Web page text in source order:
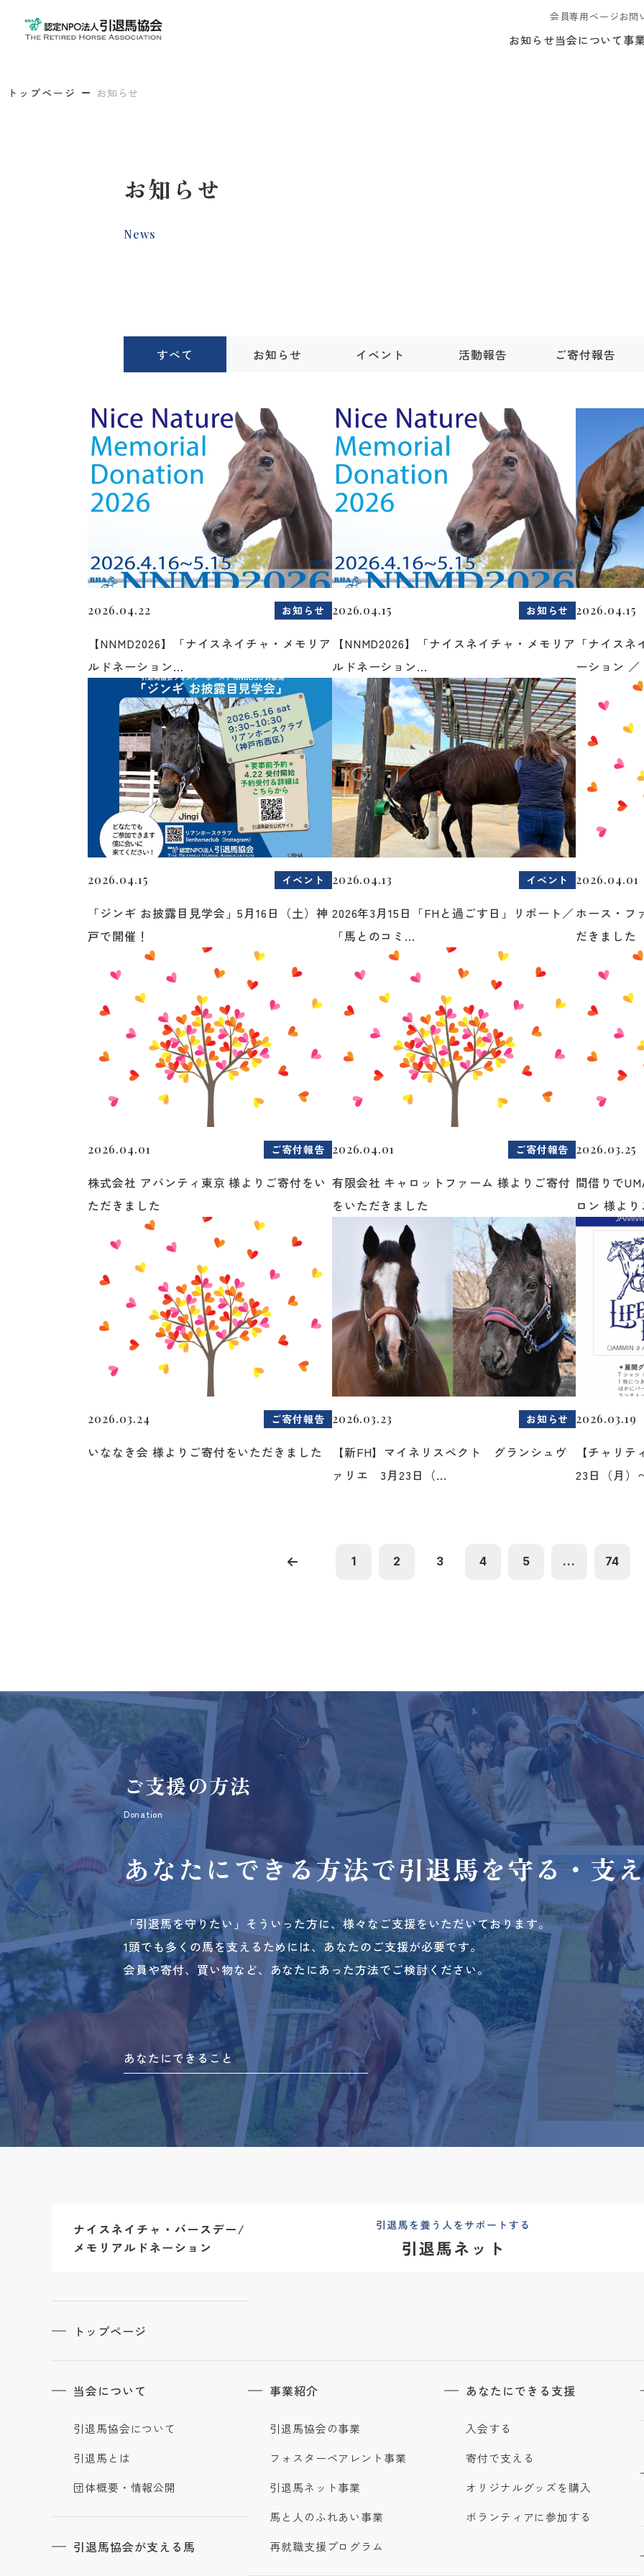
会員専用ページお問
お知らせ当会について事
トップページ お知らせ
お知らせ
News
すべて お知らせ イベント 活動報告 ご寄付報告
2026.04.22 お知らせ
【NNMD2026】「ナイスネイチャ・メモリア
ルドネーション...
2026.04.15 お知らせ
【NNMD2026】「ナイスネイチャ・メモリア
ルドネーション...
2026.04.15
「ナイス
ーション
2026.04.15 イベント
「ジンギ お披露目見学会」5月16日（土）神
戸で開催！
2026.04.13 イベント
2026年3月15日「FHと過ごす日」リポート／
「馬とのコミ...
2026.04.01
ホース・フ
だきました
2026.04.01 ご寄付報告
株式会社 アバンティ東京 様よりご寄付をい
ただきました
2026.04.01 ご寄付報告
有限会社 キャロットファーム 様よりご寄付
をいただきました
2026.03.25
間借りで
ロン 様よ
2026.03.24 ご寄付報告
いななき会 様よりご寄付をいただきました
2026.03.23 お知らせ
【新FH】マイネリスペクト グランシュヴ
ァリエ 3月23日（...
2026.03.19
【チャリ
23日（月）
1 2 3 4 5 ... 74
ご支援の方法
Donation
あなたにできる方法で引退馬を守る・支
「引退馬を守りたい」そういった方に、様々なご支援をいただいております。
1頭でも多くの馬を支えるためには、あなたのご支援が必要です。
会員や寄付、買い物など、あなたにあった方法でご検討ください。
あなたにできること
トップページ
当会について
引退馬協会について
引退馬とは
団体概要・情報公開
引退馬協会が支える馬
事業紹介
引退馬協会の事業
フォスターペアレント事業
引退馬ネット事業
馬と人のふれあい事業
再就職支援プログラム
あなたにできる支援
入会する
寄付で支える
オリジナルグッズを購入
ボランティアに参加する